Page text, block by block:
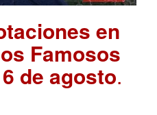
en
Famosos
de agosto.